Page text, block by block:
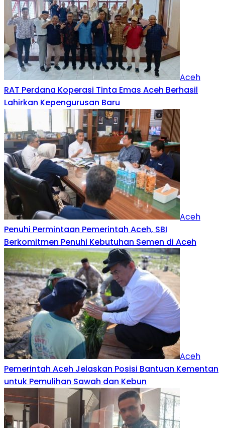
Aceh
RAT Perdana Koperasi Tinta Emas Aceh Berhasil
Lahirkan Kepengurusan Baru
Aceh
Penuhi Permintaan Pemerintah Aceh, SBI
Berkomitmen Penuhi Kebutuhan Semen di Aceh
Aceh
Pemerintah Aceh Jelaskan Posisi Bantuan Kementan
untuk Pemulihan Sawah dan Kebun